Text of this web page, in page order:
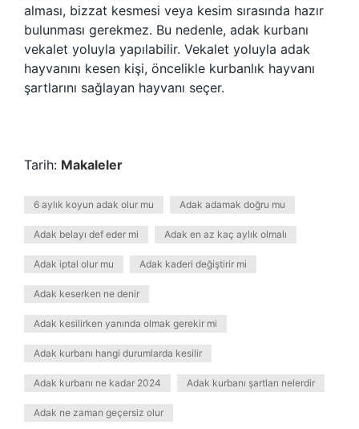
alması, bizzat kesmesi veya kesim sırasında hazır
bulunması gerekmez. Bu nedenle, adak kurbanı
vekalet yoluyla yapılabilir. Vekalet yoluyla adak
hayvanını kesen kişi, öncelikle kurbanlık hayvanı
şartlarını sağlayan hayvanı seçer.
Tarih: Makaleler
6 aylık koyun adak olur mu Adak adamak doğru mu
Adak belayı def eder mi Adak en az kaç aylık olmalı
Adak iptal olur mu Adak kaderi değiştirir mi
Adak keserken ne denir
Adak kesilirken yanında olmak gerekir mi
Adak kurbanı hangi durumlarda kesilir
Adak kurbanı ne kadar 2024 Adak kurbanı şartları nelerdir
Adak ne zaman geçersiz olur